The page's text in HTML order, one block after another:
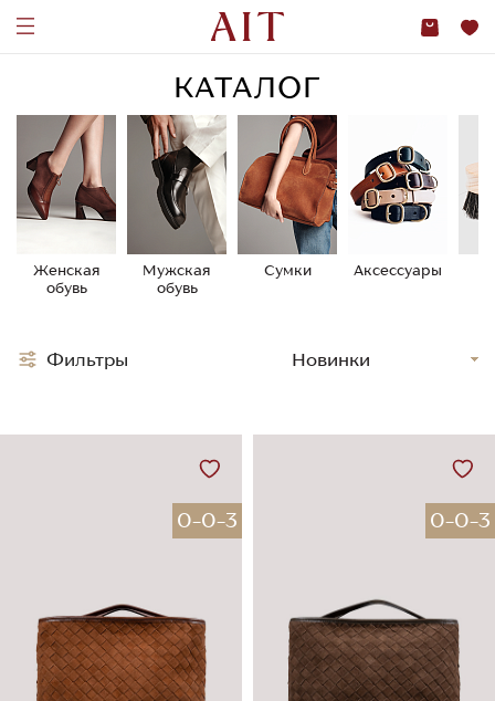
КАТАЛОГ
Женская
обувь
Мужская
обувь
Сумки Аксессуары
0-0-3 0-0-3
Фильтры